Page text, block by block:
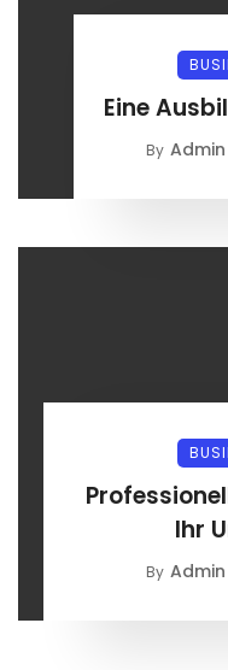
Eine
By Admin
Ihr
By Admin